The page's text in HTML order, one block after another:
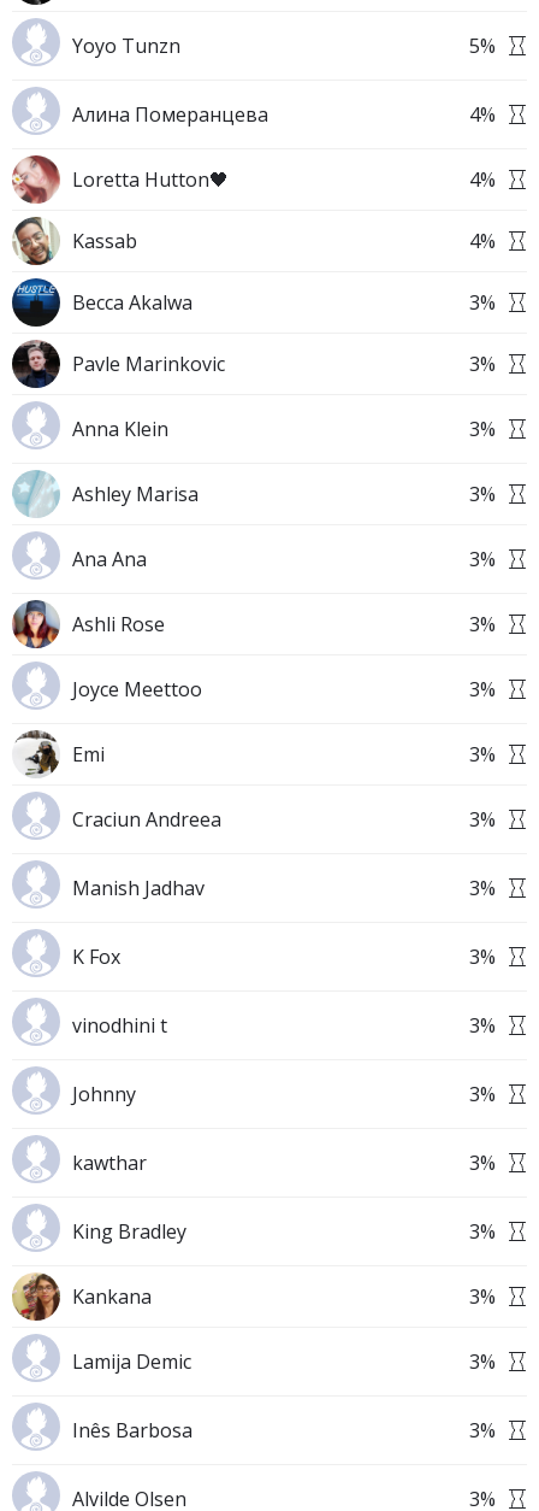
Yoyo Tunzn 5%
Алина Померанцева 4%
Loretta Hutton🖤 4%
Kassab 4%
Becca Akalwa 3%
Pavle Marinkovic 3%
Anna Klein 3%
Ashley Marisa 3%
Ana Ana 3%
Ashli Rose 3%
Joyce Meettoo 3%
Emi 3%
Craciun Andreea 3%
Manish Jadhav 3%
K Fox 3%
vinodhini t 3%
Johnny 3%
kawthar 3%
King Bradley 3%
Kankana 3%
Lamija Demic 3%
Inês Barbosa 3%
Alvilde Olsen 3%